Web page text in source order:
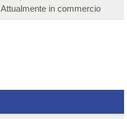
Attualmente in commercio